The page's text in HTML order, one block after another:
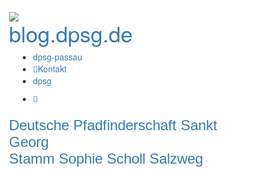
dpsg-passau
Kontakt
dpsg
Deutsche Pfadfinderschaft Sankt
Georg
Stamm Sophie Scholl Salzweg